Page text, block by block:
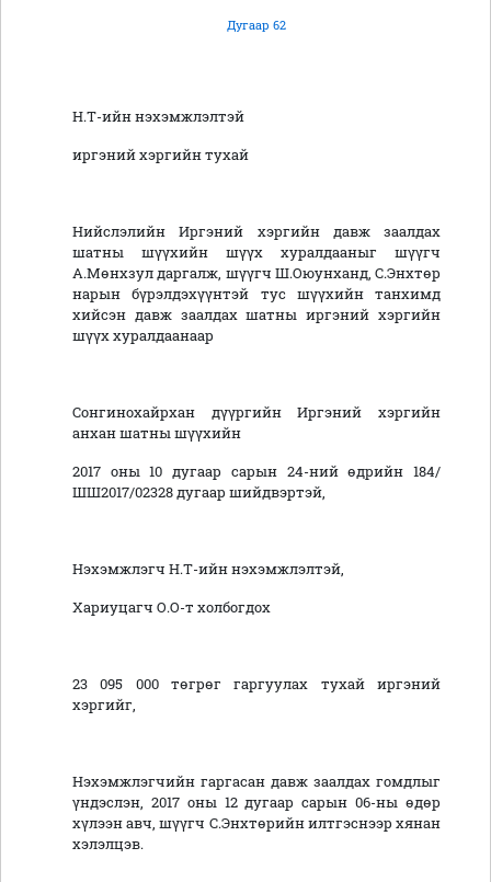
Дугаар 62
Н.Т-ийн нэхэмжлэлтэй
иргэний хэргийн тухай
Нийслэлийн Иргэний хэргийн давж заалдах
шатны шүүхийн шүүх хуралдааныг шүүгч
А.Мөнхзул даргалж, шүүгч Ш.Оюунханд, С.Энхтөр
нарын бүрэлдэхүүнтэй тус шүүхийн танхимд
хийсэн давж заалдах шатны иргэний хэргийн
шүүх хуралдаанаар
Сонгинохайрхан дүүргийн Иргэний хэргийн
анхан шатны шүүхийн
2017 оны 10 дугаар сарын 24-ний өдрийн 184/
ШШ2017/02328 дугаар шийдвэртэй,
Нэхэмжлэгч Н.Т-ийн нэхэмжлэлтэй,
Хариуцагч О.О-т холбогдох
23 095 000 төгрөг гаргуулах тухай иргэний
хэргийг,
Нэхэмжлэгчийн гаргасан давж заалдах гомдлыг
үндэслэн, 2017 оны 12 дугаар сарын 06-ны өдөр
хүлээн авч, шүүгч С.Энхтөрийн илтгэснээр хянан
хэлэлцэв.